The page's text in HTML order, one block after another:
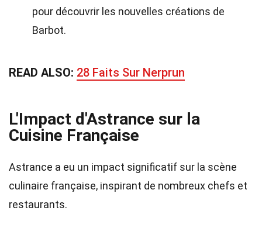
pour découvrir les nouvelles créations de
Barbot.
READ ALSO: 28 Faits Sur Nerprun
L'Impact d'Astrance sur la
Cuisine Française
Astrance a eu un impact significatif sur la scène
culinaire française, inspirant de nombreux chefs et
restaurants.